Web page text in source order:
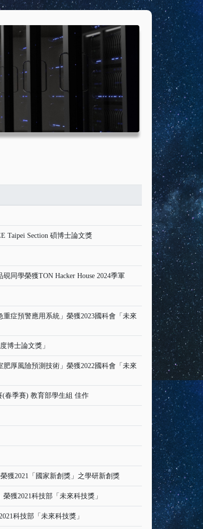
Taipei Section 碩博士論文獎
同學榮獲TON Hacker House 2024季軍
症預警應用系統」榮獲2023國科會「未來
博士論文獎」
厚風險預測技術」榮獲2022國科會「未來
(春季賽) 教育部學生組 佳作
獲2021「國家新創獎」之學研新創獎
獲2021科技部「未來科技獎」
科技部「未來科技獎」